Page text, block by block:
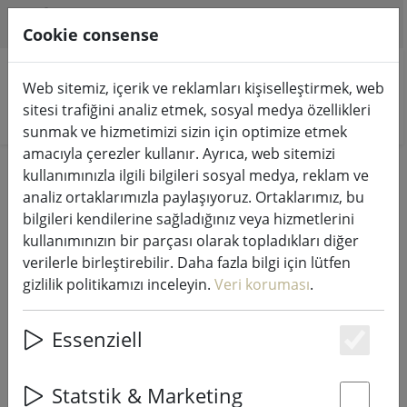
Ürünleri arayın
Home Yaşam
Yaşam
57 Products
Unterkategorien
EV AKSESUARLARI MUMLAR VE FENERLER
Cookie consense
Web sitemiz, içerik ve reklamları kişiselleştirmek, web
sitesi trafiğini analiz etmek, sosyal medya özellikleri
sunmak ve hizmetimizi sizin için optimize etmek
amacıyla çerezler kullanır. Ayrıca, web sitemizi
kullanımınızla ilgili bilgileri sosyal medya, reklam ve
analiz ortaklarımızla paylaşıyoruz. Ortaklarımız, bu
bilgileri kendilerine sağladığınız veya hizmetlerini
kullanımınızın bir parçası olarak topladıkları diğer
verilerle birleştirebilir. Daha fazla bilgi için lütfen
gizlilik politikamızı inceleyin. Veri koruması.
Essenziell
Statstik & Marketing